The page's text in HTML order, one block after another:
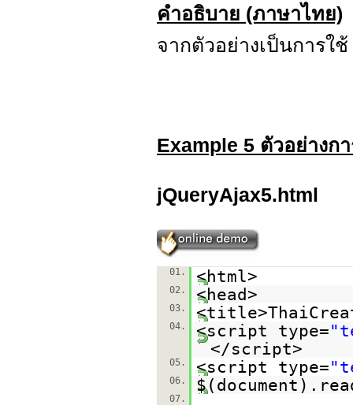
คำอธิบาย (ภาษาไทย)
จากตัวอย่างเป็นการใช้
Example 5 ตัวอย่างก
jQueryAjax5.html
01. <html>
02. <head>
03.
04. <script type=
</script>
05. <script type=
06.
07.